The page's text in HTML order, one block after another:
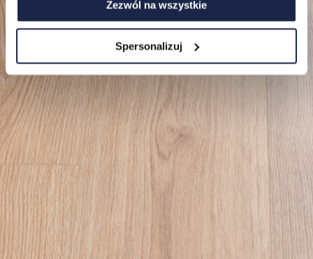
Zezwól na wszystkie
Spersonalizuj